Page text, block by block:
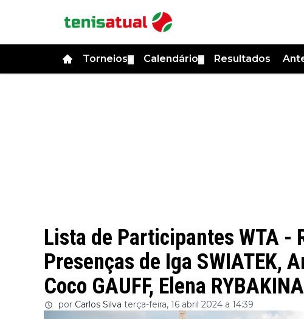
Torneios Calendário Resultados
Lista de Participantes WTA -
Presenças de Iga SWIATEK,
Coco GAUFF, Elena RYBAKINA
por Carlos Silva terça-feira, 16 abril 2024 a 14:39